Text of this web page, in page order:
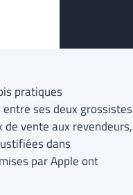
pratiques
entre ses deux grossistes
vente aux revendeurs,
dans
par Apple ont